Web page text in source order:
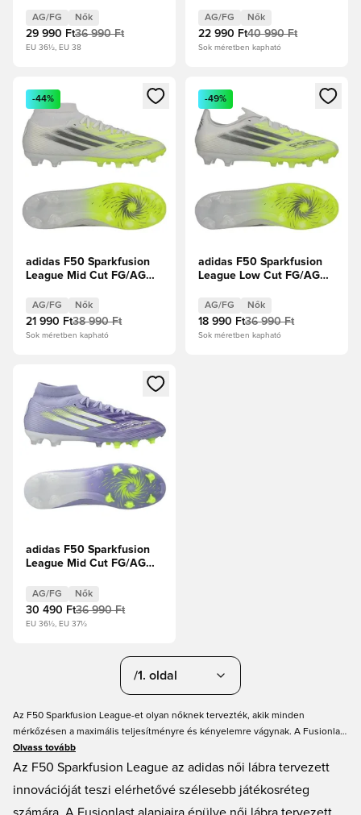
Mandulakék/Homokgyöngy/
Élénksárga Női
AG/FG Nők
29 990 Ft36 990 Ft
EU 36½, EU 38
cipők/Királykék/
Élénkpiros Női
AG/FG Nők
22 990 Ft40 990 Ft
Sok méretben kapható
Megnyit egy modált a bejelentkezéshez vagy a tagként
-44%
adidas F50 Sparkfusion
League Mid Cut FG/AG
cipők/Vasfém/Élénksárga
Női
AG/FG Nők
21 990 Ft38 990 Ft
Sok méretben kapható
Megnyit egy modált a
-49%
adidas F50 Sparkfusion
League Low Cut FG/AG
cipők/Vasfém/Élénksárga
Női
AG/FG Nők
18 990 Ft36 990 Ft
Sok méretben kapható
Megnyit egy modált a bejelentkezéshez vagy a tagként
adidas F50 Sparkfusion
League Mid Cut FG/AG
árnyalat/Lucid
Lemon/Purple Rush Női
AG/FG Nők
30 490 Ft36 990 Ft
EU 36½, EU 37½
/1. oldal
Az F50 Sparkfusion League-et olyan nőknek tervezték, akik minden
mérkőzésen a maximális teljesítményre és kényelemre vágynak. A Fusionlast
a személyre szabott illeszkedést, a Sprintplate Fusion FG/AG a kiváló
tapadást, a Fiberskin felsőrész pedig a biztos tartást biztosítja. Ez a cipő úgy
sem kell engedned.
Olvass tovább
Az F50 Sparkfusion League az adidas női lábra tervezett
innovációját teszi elérhetővé szélesebb játékosréteg
számára. A Fusionlast alapjaira épülve női lábra tervezett